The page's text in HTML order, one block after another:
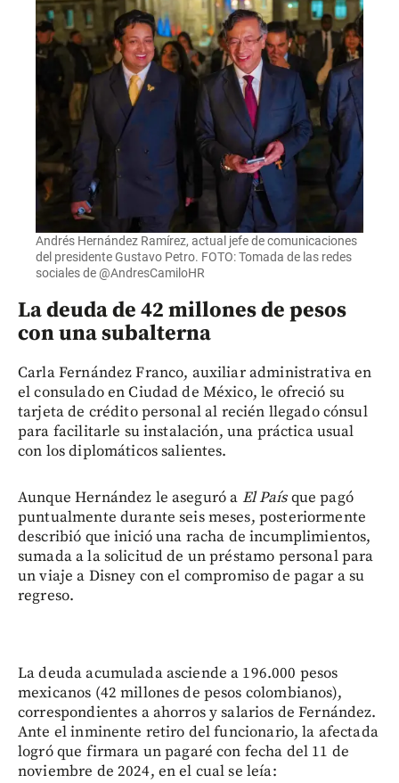
Andrés Hernández Ramírez, actual jefe de comunicaciones
del presidente Gustavo Petro. FOTO: Tomada de las redes
sociales de @AndresCamiloHR
La deuda de 42 millones de pesos
con una subalterna
Carla Fernández Franco, auxiliar administrativa en
el consulado en Ciudad de México, le ofreció su
tarjeta de crédito personal al recién llegado cónsul
para facilitarle su instalación, una práctica usual
con los diplomáticos salientes.
Aunque Hernández le aseguró a El Paísque pagó
puntualmente durante seis meses, posteriormente
describió que inició una racha de incumplimientos,
sumada a la solicitud de un préstamo personal para
un viaje a Disney con el compromiso de pagar a su
regreso.
La deuda acumulada asciende a 196.000 pesos
mexicanos (42 millones de pesos colombianos),
correspondientes a ahorros y salarios de Fernández.
Ante el inminente retiro del funcionario, la afectada
logró que firmara un pagaré con fecha del 11 de
noviembre de 2024, en el cual se leía: